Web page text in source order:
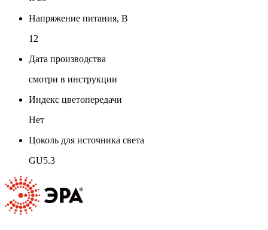
Напряжение питания, В
12
Дата производства
смотри в инструкции
Индекс цветопередачи
Нет
Цоколь для источника света
GU5.3